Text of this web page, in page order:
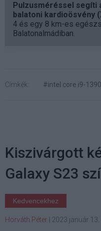
Pulzusméréssel segíti
balatoni kardioösvény
4 és egy 8 km-es
Balatonalmádiban.
Címkék: #intel core i9-
Kiszivárgott
Galaxy S23
Kedvencekhez
Horváth Péter 2023 január 13.